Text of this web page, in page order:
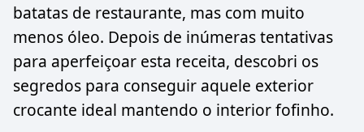
batatas de restaurante, mas com muito
menos óleo. Depois de inúmeras tentativas
para aperfeiçoar esta receita, descobri os
segredos para conseguir aquele exterior
crocante ideal mantendo o interior fofinho.